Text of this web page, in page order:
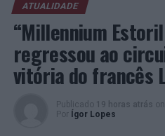
MU.SA – Museu das artes de
10h00 | Estafeta Artística
Atividade que consiste num
onde os visitantes terão a
estações temáticas: claro/
planas e cores. Com
ATUALIDADE
“Millennium
regressou ao
vitória do francês
Publicado 19 horas atrás on
Por
Ígor Lopes